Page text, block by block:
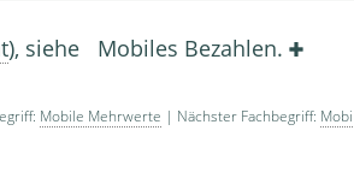
), siehe Mobiles Bezahlen.
Mobile Mehrwerte | Nächster Fachbegriff: